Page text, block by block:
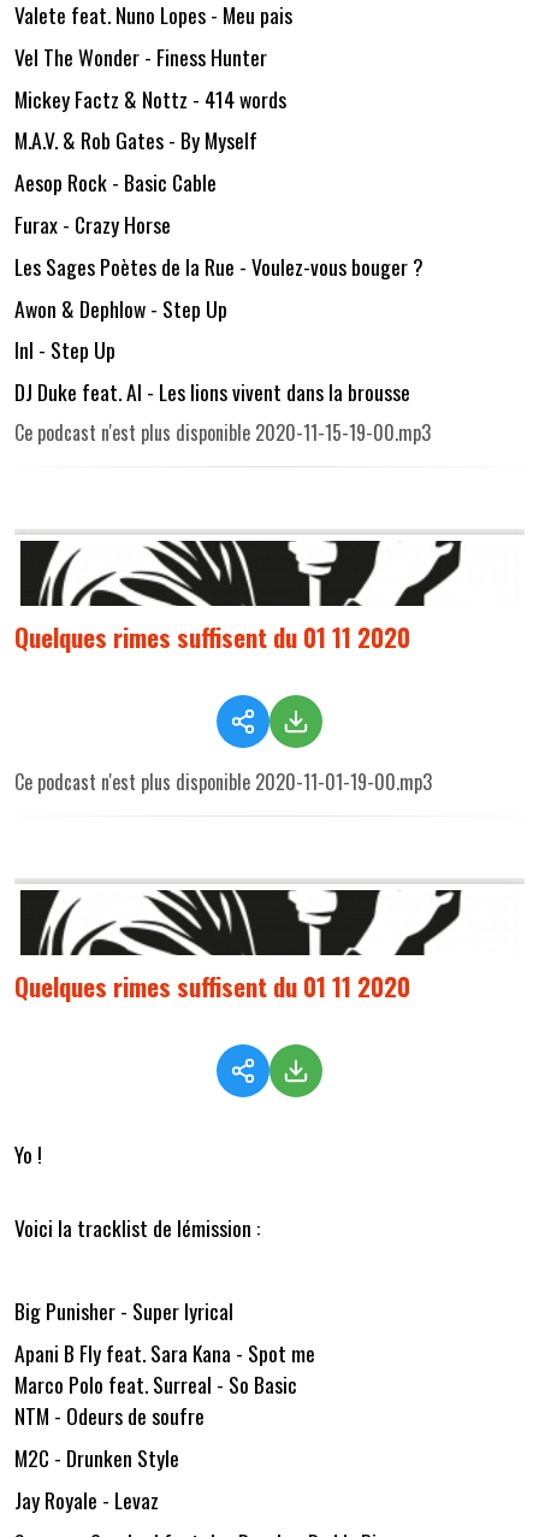
Valete feat. Nuno Lopes - Meu pais
Vel The Wonder - Finess Hunter
Mickey Factz & Nottz - 414 words
M.A.V. & Rob Gates - By Myself
Aesop Rock - Basic Cable
Furax - Crazy Horse
Les Sages Poètes de la Rue - Voulez-vous bouger ?
Awon & Dephlow - Step Up
InI - Step Up
DJ Duke feat. Al - Les lions vivent dans la brousse
Ce podcast n'est plus disponible 2020-11-15-19-00.mp3
Quelques rimes suffisent du 01 11 2020
Ce podcast n'est plus disponible 2020-11-01-19-00.mp3
Quelques rimes suffisent du 01 11 2020
Yo !
Voici la tracklist de lémission :
Big Punisher - Super lyrical
Apani B Fly feat. Sara Kana - Spot me
Marco Polo feat. Surreal - So Basic
NTM - Odeurs de soufre
M2C - Drunken Style
Jay Royale - Levaz